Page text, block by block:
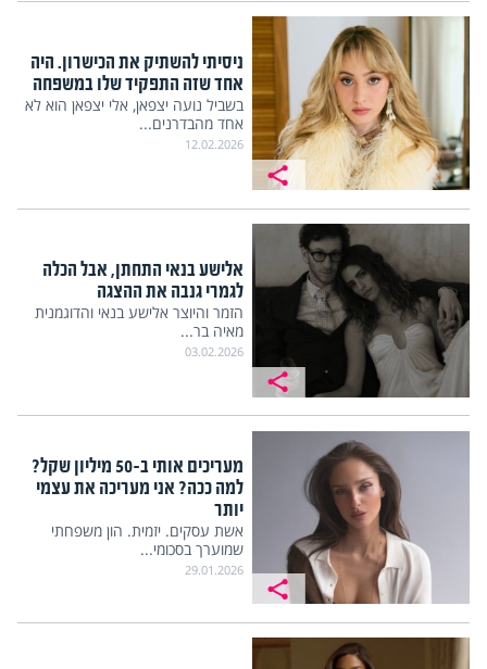
ניסיתי להשתיק את הכישרון. היה
אחד שזה התפקיד שלו במשפחה
בשביל נועה יצפאן, אלי יצפאן הוא לא
אחד מהבדרנים...
12.02.2026
אלישע בנאי התחתן, אבל הכלה
לגמרי גנבה את ההצגה
הזמר והיוצר אלישע בנאי והדוגמנית
מאיה בר...
03.02.2026
מעריכים אותי ב-50 מיליון שקל?
למה ככה? אני מעריכה את עצמי
יותר
אשת עסקים. יזמית. הון משפחתי
שמוערך בסכומי...
29.01.2026